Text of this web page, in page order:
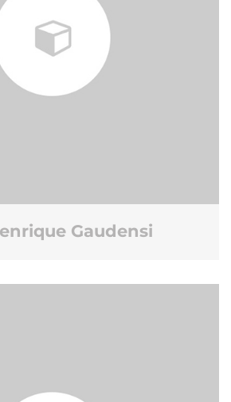
Gaudensi